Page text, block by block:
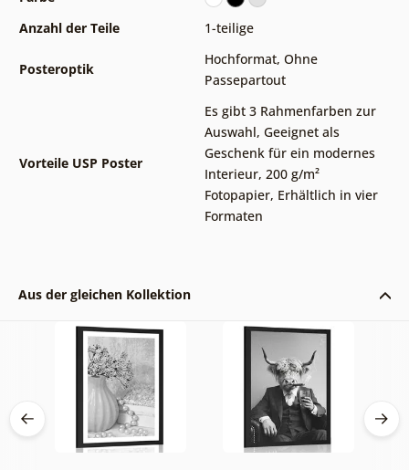
Anzahl der Teile
1-teilige
Posteroptik
Hochformat, Ohne
Passepartout
Vorteile USP Poster
Es gibt 3 Rahmenfarben zur
Auswahl, Geeignet als
Geschenk für ein modernes
Interieur, 200 g/m²
Fotopapier, Erhältlich in vier
Formaten
Aus der gleichen Kollektion